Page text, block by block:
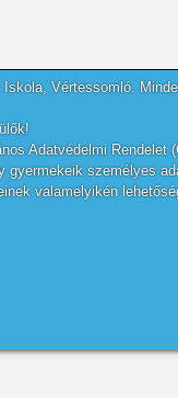
Vértessomló.
Adatvédelmi
gyermekeik személyes
valamelyikén